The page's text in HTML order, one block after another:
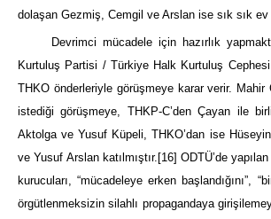
dolaşan Gezmiş, Cemgil ve Arslan ise sık sık ev
Devrimci mücadele için hazırlık
Kurtuluş Partisi / Türkiye Halk Kurtuluş Cephesi
THKO önderleriyle görüşmeye karar verir. Mahir
istediği görüşmeye, THKP-C’den Çayan ile
Aktolga ve Yusuf Küpeli, THKO’dan ise
ve Yusuf Arslan katılmıştır. [16] ODTÜ’de
kurucuları, “mücadeleye erken başlandığını”,
örgütlenmeksizin silahlı propagandaya